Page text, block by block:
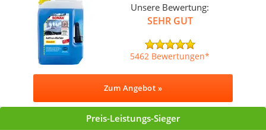
Unsere Bewertung:
SEHR GUT
5462 Bewertungen
Zum Angebot »
Preis-Leistungs-Sieger